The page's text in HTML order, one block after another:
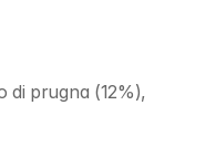
di prugna (12%),